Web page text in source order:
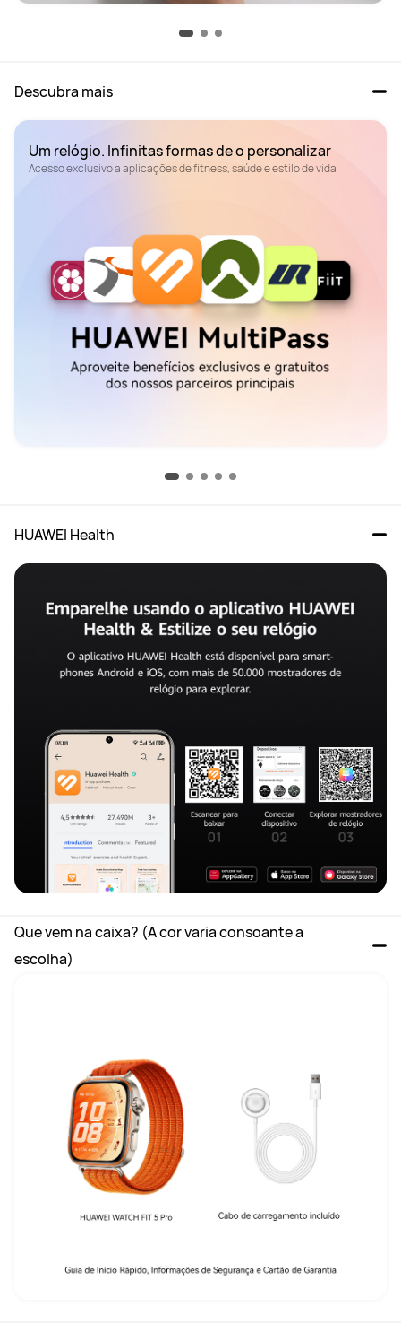
Descubra mais
Acesso exclusivo a aplicações de fitness, saúde e estilo de vida
HUAWEI Health
Que vem na caixa? (A cor varia consoante a
escolha)